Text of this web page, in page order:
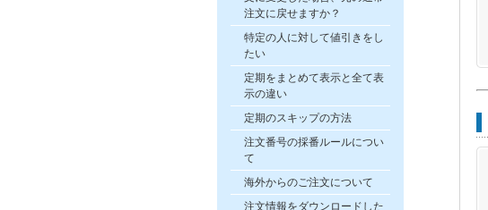
注文に戻せますか？
特定の人に対して値引きをし
たい
定期をまとめて表示と全て表
示の違い
定期のスキップの方法
注文番号の採番ルールについ
て
海外からのご注文について
注文情報をダウンロードした